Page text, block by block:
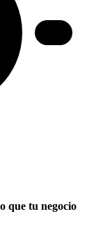
que tu negocio